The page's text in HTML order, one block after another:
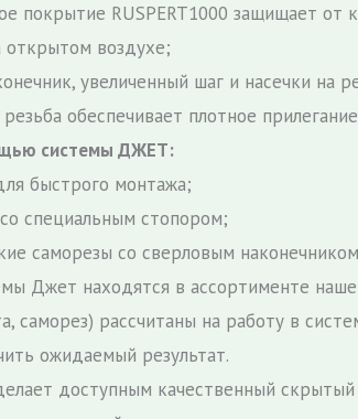
покрытие RUSPERT1000 защищает
воздухе;
увеличенный шаг и насечки
обеспечивает плотное
системы ДЖЕТ:
быстрого монтажа;
специальным стопором;
саморезы со сверловым
Джет находятся в ассортименте
саморез) рассчитаны на работу в
ожидаемый результат.
доступным качественный